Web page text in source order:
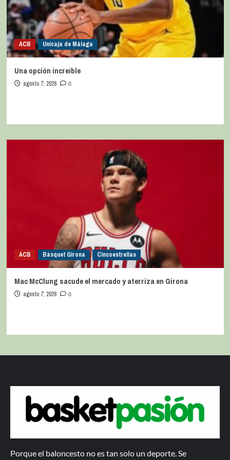
ACB Unicaja de Málaga
Una opción increíble
agosto 7, 2026 0
ACB Bàsquet Girona Cincoestrellas
Mac McClung sacude el mercado y aterriza en Girona
agosto 7, 2026 0
Porque el baloncesto no es tan solo un deporte. Se